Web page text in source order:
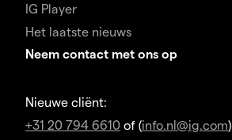
IG Player
Het laatste nieuws
Neem contact met ons op
Nieuwe cliënt:
+31 20 794 6610 of (info.nl@ig.com)